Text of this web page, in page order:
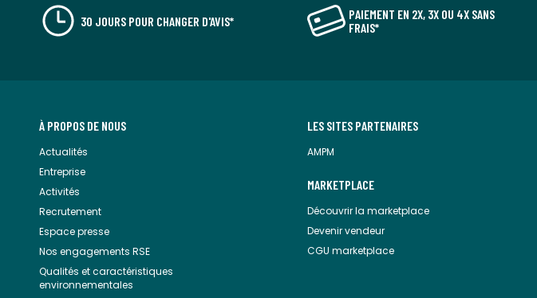
30 JOURS POUR CHANGER D'AVIS*
PAIEMENT EN 2X, 3X OU 4X SANS
FRAIS*
À PROPOS DE NOUS
Actualités
Entreprise
Activités
Recrutement
Espace presse
Nos engagements RSE
Qualités et caractéristiques
environnementales
LES SITES PARTENAIRES
AMPM
MARKETPLACE
Découvrir la marketplace
Devenir vendeur
CGU marketplace